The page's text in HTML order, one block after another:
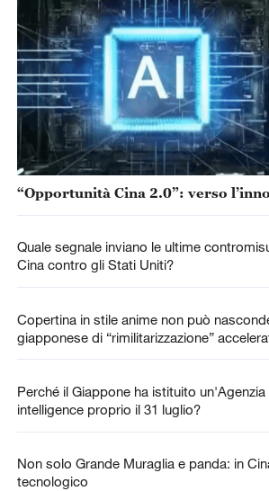
“Opportunità Cina 2.0”: verso
Quale segnale inviano le ultime
Cina contro gli Stati Uniti?
Copertina in stile anime non può
giapponese di “rimilitarizzazione”
Perché il Giappone ha istituito un'Agenzia
intelligence proprio il 31 luglio?
Non solo Grande Muraglia e panda: in
tecnologico